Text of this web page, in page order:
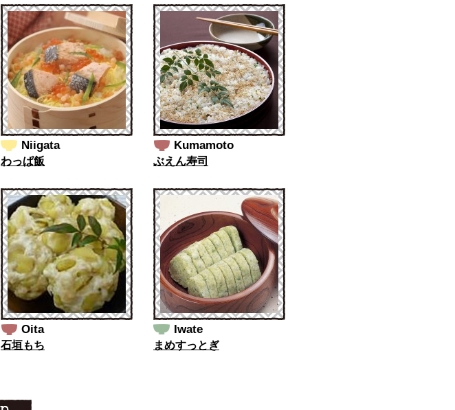
Niigata
わっぱ飯
Kumamoto
ぶえん寿司
Oita
石垣もち
Iwate
まめすっとぎ